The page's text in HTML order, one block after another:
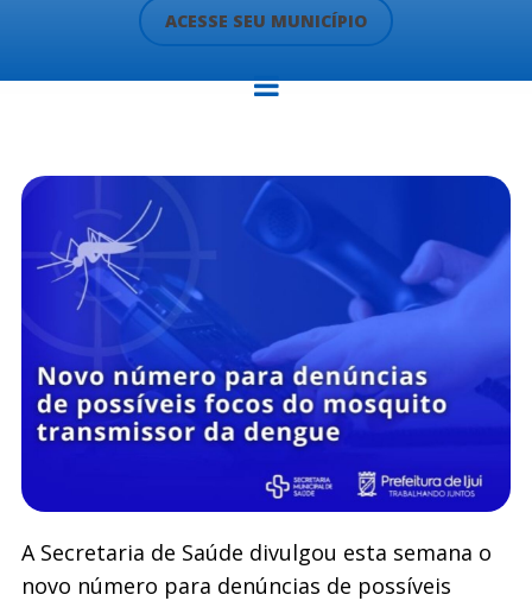
ACESSE SEU MUNICÍPIO
A Secretaria de Saúde divulgou esta semana o
novo número para denúncias de possíveis